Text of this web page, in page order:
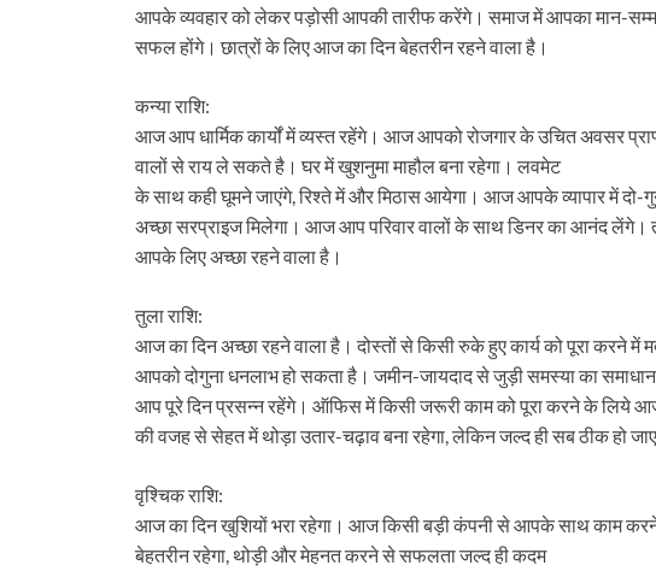
आपके व्यवहार को लेकर पड़ोसी आपकी तारीफ करेंगे। समाज में आपका मान-
सफल होंगे। छात्रों के लिए आज का दिन बेहतरीन रहने वाला है।
कन्या राशि:
आज आप धार्मिक कार्यों में व्यस्त रहेंगे। आज आपको रोजगार के उचित अवसर
वालों से राय ले सकते है। घर में खुशनुमा माहौल बना रहेगा। लवमेट
के साथ कही घूमने जाएंगे, रिश्ते में और मिठास आयेगा। आज आपके व्यापार में दो-
अच्छा सरप्राइज मिलेगा। आज आप परिवार वालों के साथ डिनर का आनंद
आपके लिए अच्छा रहने वाला है।
तुला राशि:
आज का दिन अच्छा रहने वाला है। दोस्तों से किसी रुके हुए कार्य को पूरा करने
आपको दोगुना धनलाभ हो सकता है। जमीन-जायदाद से जुड़ी समस्या का
आप पूरे दिन प्रसन्न रहेंगे। ऑफिस में किसी जरूरी काम को पूरा करने के लिये
की वजह से सेहत में थोड़ा उतार-चढ़ाव बना रहेगा, लेकिन जल्द ही सब ठीक हो
वृश्चिक राशि:
आज का दिन खुशियों भरा रहेगा। आज किसी बड़ी कंपनी से आपके साथ काम करने
बेहतरीन रहेगा, थोड़ी और मेहनत करने से सफलता जल्द ही कदम